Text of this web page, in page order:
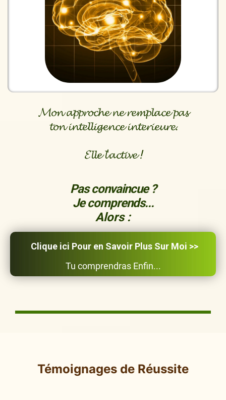
𝓜𝓸𝓷 𝓪𝓹𝓹𝓻𝓸𝓬𝓱𝓮 𝓷𝓮 𝓻𝓮𝓶𝓹𝓵𝓪𝓬𝓮 𝓹𝓪𝓼
𝓽𝓸𝓷 𝓲𝓷𝓽𝓮𝓵𝓵𝓲𝓰𝓮𝓷𝓬𝓮 𝓲𝓷𝓽𝓮𝓻𝓲𝓮𝓾𝓻𝓮.
𝓔𝓵𝓵𝓮 𝓵'𝓪𝓬𝓽𝓲𝓿𝓮!
Pas convaincue ?
Je comprends...
Alors :
Clique ici Pour en Savoir Plus Sur Moi >>
Tu comprendras Enfin...
Témoignages de Réussite